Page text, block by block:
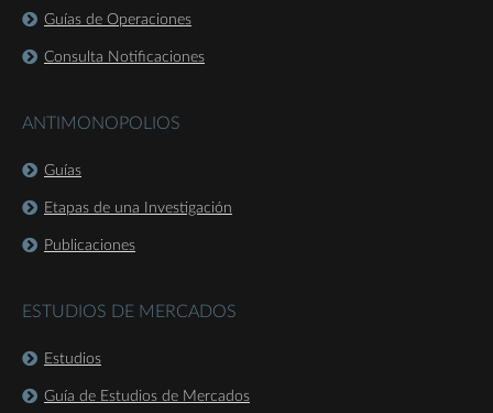
Guías de Operaciones
Consulta Notificaciones
ANTIMONOPOLIOS
Guías
Etapas de una Investigación
Publicaciones
ESTUDIOS DE MERCADOS
Estudios
Guía de Estudios de Mercados